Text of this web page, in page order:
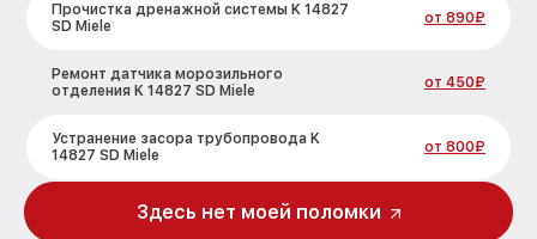
Прочистка дренажной системы K 14827
SD Miele
от 890₽
Ремонт датчика морозильного
отделения K 14827 SD Miele
от 450₽
Устранение засора трубопровода K
14827 SD Miele
от 800₽
Ремонт испарителя K 14827 SD Miele
Здесь нет моей поломки